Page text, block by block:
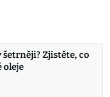
šetrněji? Zjistěte, co
oleje